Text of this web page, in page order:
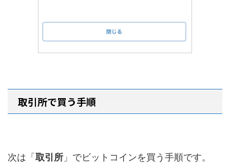
取引所で買う手順
次は「 取引所 」でビットコインを買う手順です。